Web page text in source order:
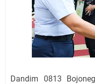
Dandim 0813